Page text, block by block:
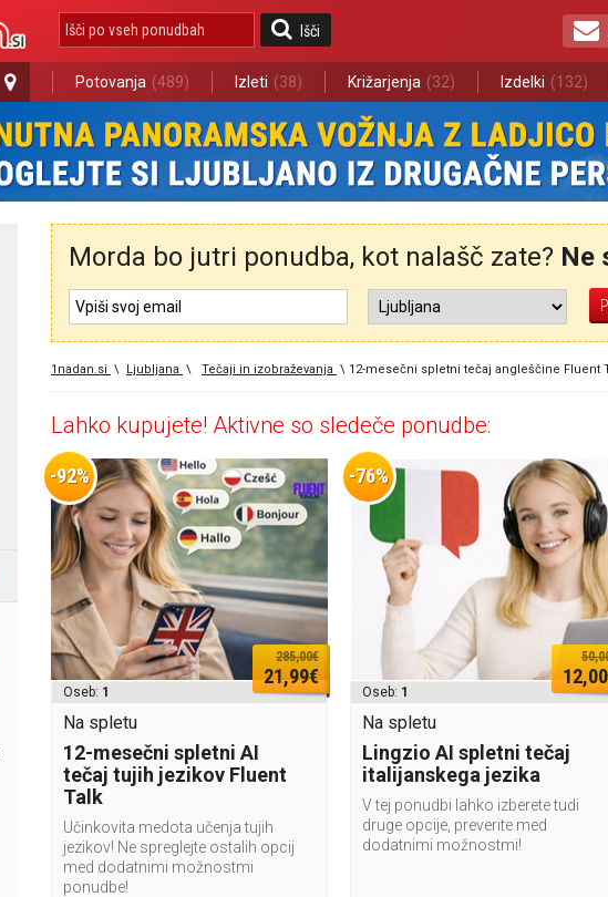
Išči
Potovanja (489) Izleti (38) Križarjenja (32) Izdelki (132)
Morda bo jutri ponudba, kot nalašč zate? Ne
1nadan.si \ Ljubljana \ Tečaji in izobraževanja \ 12-mesečni spletni tečaj angleščine Fluent
Lahko kupujete! Aktivne so sledeče ponudbe:
-92%
285,00€
21,99€
Oseb: 1
Na spletu
12-mesečni spletni AI
tečaj tujih jezikov Fluent
Talk
Učinkovita medota učenja tujih
jezikov! Ne spreglejte ostalih opcij
med dodatnimi možnostmi
ponudbe!
-76%
Oseb: 1
Na spletu
Lingzio AI spletni tečaj
italijanskega jezika
V tej ponudbi lahko izberete tudi
druge opcije, preverite med
dodatnimi možnostmi!